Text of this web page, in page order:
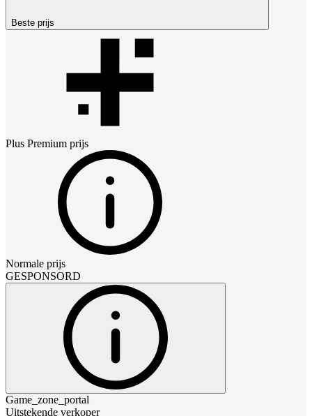
Beste prijs
Plus Premium prijs
Normale prijs
GESPONSORD
Game_zone_portal
Uitstekende verkoper